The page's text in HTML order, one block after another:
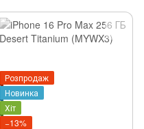
Розпродаж
Новинка
Хіт
−13%